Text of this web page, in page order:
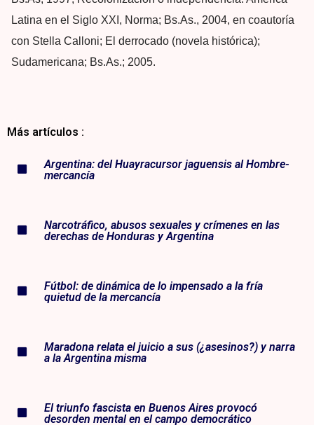
Latina en el Siglo XXI, Norma; Bs.As., 2004, en coautoría
con Stella Calloni; El derrocado (novela histórica);
Sudamericana; Bs.As.; 2005.
Más artículos :
Argentina: del Huayracursor jaguensis al Hombre-
mercancía
Narcotráfico, abusos sexuales y crímenes en las
derechas de Honduras y Argentina
Fútbol: de dinámica de lo impensado a la fría
quietud de la mercancía
Maradona relata el juicio a sus (¿asesinos?) y narra
a la Argentina misma
El triunfo fascista en Buenos Aires provocó
desorden mental en el campo democrático